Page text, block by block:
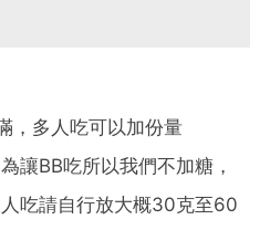
，多人吃可以加份量
讓BB吃所以我們不加糖，
吃請自行放大概30克至60